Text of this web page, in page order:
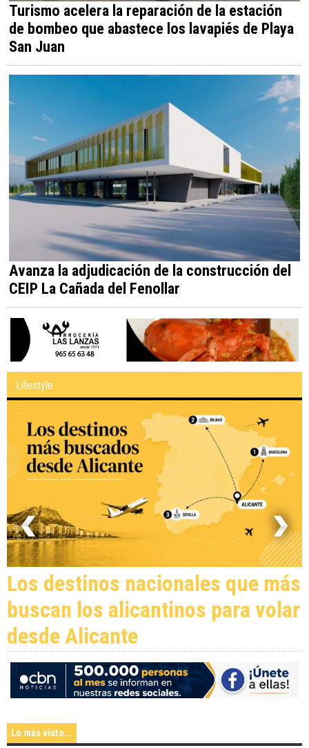
Turismo acelera la reparación de la estación
de bombeo que abastece los lavapiés de Playa
San Juan
Avanza la adjudicación de la construcción del
CEIP La Cañada del Fenollar
Lifestyle
Los destinos nacionales que más
buscan los alicantinos para volar
desde Alicante
Lo más visto...